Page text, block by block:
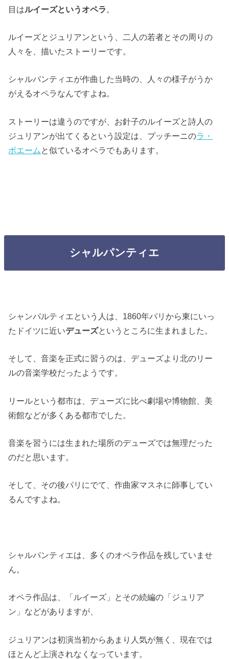
目はルイーズというオペラ 。
ルイーズとジュリアンという、二人の若者とその周りの
人々を、描いたストーリーです。
シャルパンティエが作曲した当時の、人々の様子がうか
がえるオペラなんですよね。
ストーリーは違うのですが、お針子のルイーズと詩人の
ジュリアンが出てくるという設定は、プッチーニのラ・
ボエーム と似ているオペラでもあります。
シャルパンティエ
シャンパルティエという人は、1860年パリから東にいっ
たドイツに近いデューズというところに生まれました。
そして、音楽を正式に習うのは、デューズより北のリー
ルの音楽学校だったようです。
リールという都市は、デューズに比べ劇場や博物館、美
術館などが多くある都市でした。
音楽を習うには生まれた場所のデューズでは無理だった
のだと思います。
そして、その後パリにでて、作曲家マスネに師事してい
るんですよね。
シャルパンティエは、多くのオペラ作品を残していませ
ん。
オペラ作品は、「ルイーズ」とその続編の「ジュリア
ン」などがありますが、
ジュリアンは初演当初からあまり人気が無く、現在では
ほとんど上演されなくなっています。